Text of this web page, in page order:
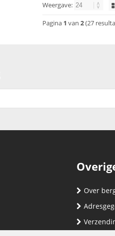
Weergave:
Pagina 1 van 2(27
Over